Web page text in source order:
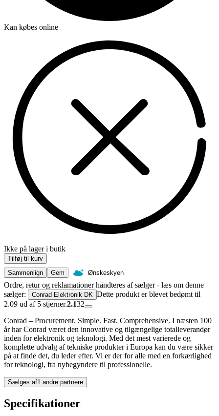
Kan købes online
Ikke på lager i butik
Tilføj til kurv
Sammenlign
Gem Ønskeskyen
Ordre, retur og reklamationer håndteres af sælger - læs om denne
sælger:
Conrad Elektronik DK Dette produkt er blevet bedømt til
2.09 ud af 5 stjerner.2.132
Conrad – Procurement. Simple. Fast. Comprehensive. I næsten 100
år har Conrad været den innovative og tilgængelige totalleverandør
inden for elektronik og teknologi. Med det mest varierede og
komplette udvalg af tekniske produkter i Europa kan du være sikker
på at finde det, du leder efter. Vi er der for alle med en forkærlighed
for teknologi, fra nybegyndere til professionelle.
Sælges af1 andre partnere
Specifikationer